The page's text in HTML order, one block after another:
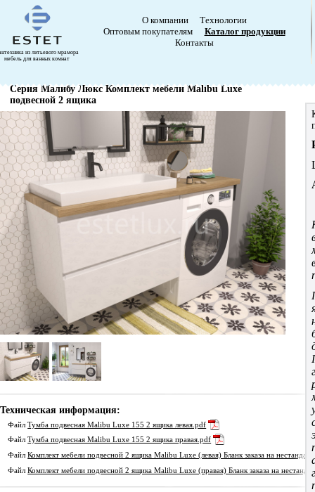
из литьевого мрамора
мебель для ванных комнат
О компании
Технологии
Оптовым покупателям
Каталог продукции
Контакты
Серия Малибу Люкс Комплект мебели Malibu Luxe
подвесной 2 ящика
Техническая информация:
ФайлТумба подвесная Malibu Luxe 155 2 ящика левая.pdf
ФайлТумба подвесная Malibu Luxe 155 2 ящика правая.pdf
ФайлКомплект мебели подвесной 2 ящика Malibu Luxe (левая) Бланк заказа на
ФайлКомплект мебели подвесной 2 ящика Malibu Luxe (правая) Бланк заказа на